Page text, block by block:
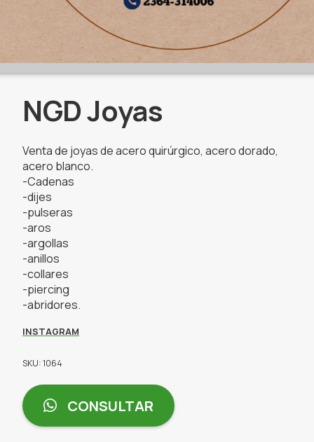
NGD Joyas
Venta de joyas de acero quirúrgico, acero dorado,
acero blanco.
-Cadenas
-dijes
-pulseras
-aros
-argollas
-anillos
-collares
-piercing
-abridores.
INSTAGRAM
SKU: 1064
CONSULTAR